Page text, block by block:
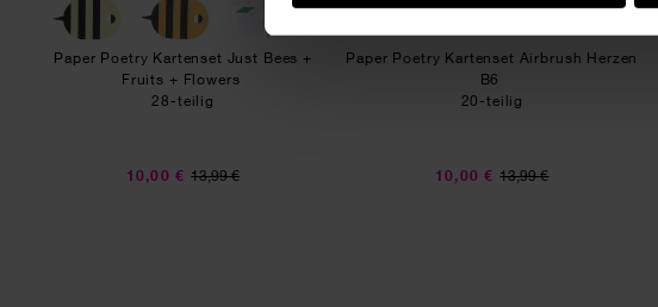
Paper Poetry Kartenset Just Bees +
Fruits + Flowers
28-teilig
10,00 € 13,99 €
Paper Poetry Kartenset Airbrush Herzen
B6
20-teilig
10,00 € 13,99 €